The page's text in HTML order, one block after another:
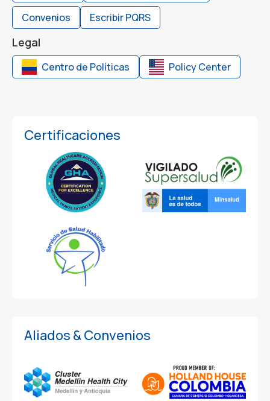
Convenios
Escribir PQRS
Legal
Centro de Políticas Policy Center
Certificaciones
Aliados & Convenios